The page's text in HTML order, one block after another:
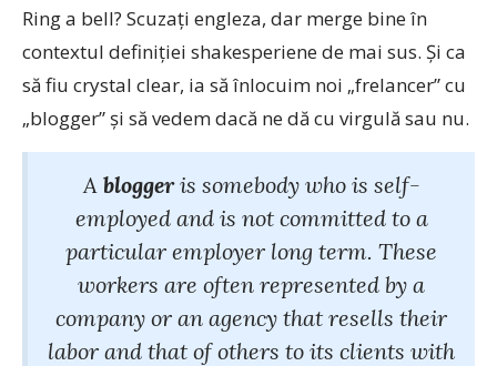
Ring a bell? Scuzaţi engleza, dar merge bine în
contextul definiţiei shakesperiene de mai sus. Şi ca
să fiu crystal clear, ia să înlocuim noi „frelancer” cu
„blogger” şi să vedem dacă ne dă cu virgulă sau nu.
A bloggeris somebody who is self-
employed and is not committed to a
particular employer long term. These
workers are often represented by a
company or an agency that resells their
labor and that of others to its clients with